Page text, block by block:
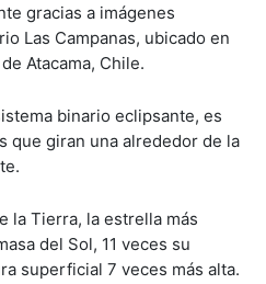
gracias a imágenes
Las Campanas, ubicado en
Atacama, Chile.
binario eclipsante, es
que giran una alrededor de la
la Tierra, la estrella más
del Sol, 11 veces su
superficial 7 veces más alta.